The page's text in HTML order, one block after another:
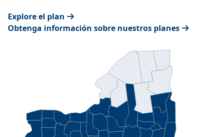
Explore el plan
Obtenga información sobre nuestros planes